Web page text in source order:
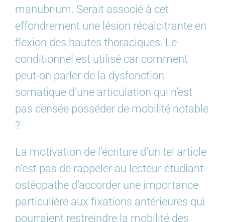
manubrium. Serait associé à cet
effondrement une lésion récalcitrante en
flexion des hautes thoraciques. Le
conditionnel est utilisé car comment
peut-on parler de la dysfonction
somatique d’une articulation qui n’est
pas censée posséder de mobilité notable
?
La motivation de l’écriture d’un tel article
n’est pas de rappeler au lecteur-étudiant-
ostéopathe d’accorder une importance
particulière aux fixations antérieures qui
pourraient restreindre la mobilité des